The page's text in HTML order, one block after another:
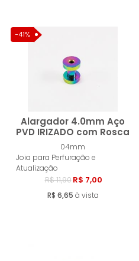
-41%
Alargador 4.0mm Aço
PVD IRIZADO com Rosca
04mm
Joia para Perfuração e
Atualização
R$ 11,90 R$ 7,00
R$ 6,65 à vista